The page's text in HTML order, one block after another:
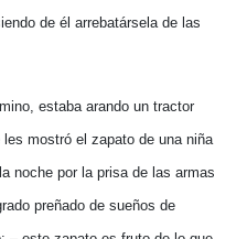
de él arrebatársela de las
estaba arando un tractor
mostró el zapato de una niña
noche por la prisa de las armas
preñado de sueños de